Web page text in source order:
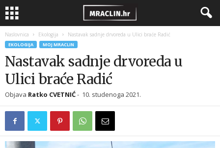
Naslovnica Ekologija Nastavak sadnje drvoreda u Ulici braće Radić
EKOLOGIJA MOJ MRACLIN
Nastavak sadnje drvoreda u
Ulici braće Radić
Objava Ratko CVETNIĆ- 10. studenoga 2021.